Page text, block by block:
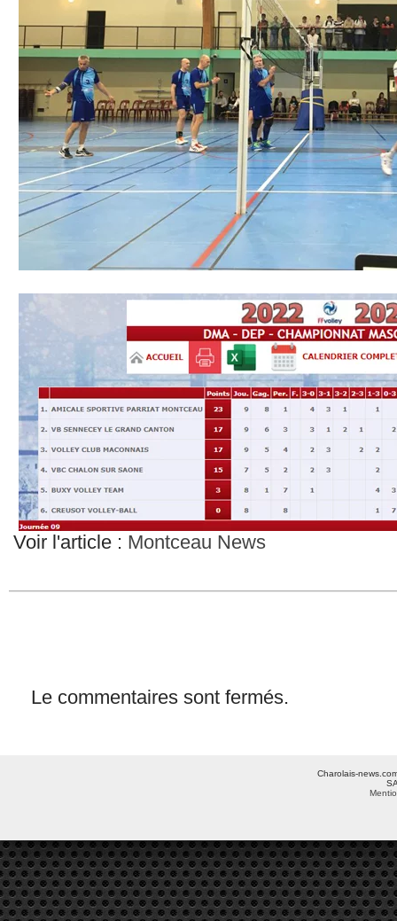
Voir l'article : Montceau News
Le commentaires sont fermés.
Charolais-